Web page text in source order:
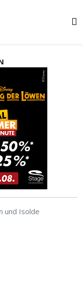
und Isolde